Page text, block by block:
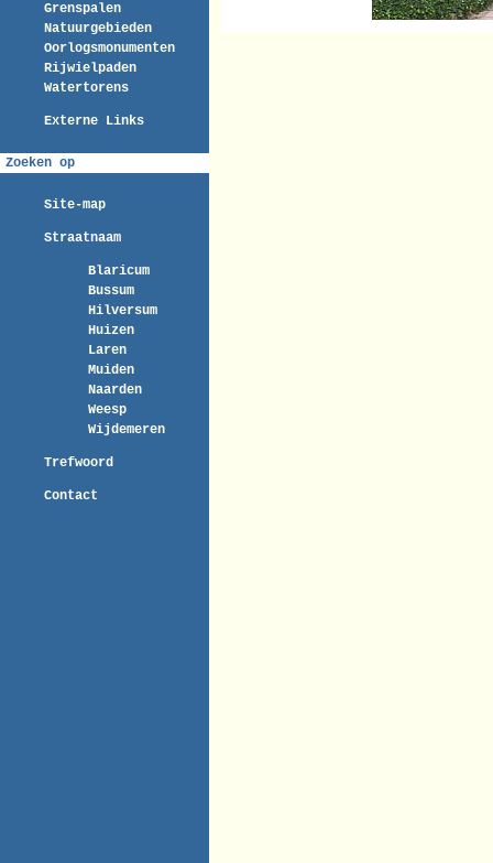
Grenspalen
Natuurgebieden
Oorlogsmonumenten
Rijwielpaden
Watertorens
Externe Links
Zoeken op
Site-map
Straatnaam
Blaricum
Bussum
Hilversum
Huizen
Laren
Muiden
Naarden
Weesp
Wijdemeren
Trefwoord
Contact